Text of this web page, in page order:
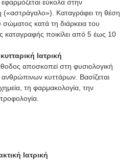
εφαρμόζεται εύκολα στην
Καταγράφει τη θέση
σώματος κατά τη διάρκεια του
καταγραφής ποικίλει από 5 έως 10
Ιατρική
αποσκοπεί στη φυσιολογική
ανθρώπινων κυττάρων. Βασίζεται
τη φαρμακολογία, την
Ιατρική